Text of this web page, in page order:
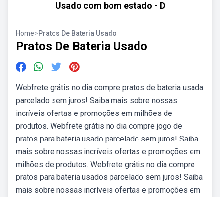
Usado com bom estado - D
Home>Pratos De Bateria Usado
Pratos De Bateria Usado
Webfrete grátis no dia compre pratos de bateria usada
parcelado sem juros! Saiba mais sobre nossas
incríveis ofertas e promoções em milhões de
produtos. Webfrete grátis no dia compre jogo de
pratos para bateria usado parcelado sem juros! Saiba
mais sobre nossas incríveis ofertas e promoções em
milhões de produtos. Webfrete grátis no dia compre
pratos para bateria usados parcelado sem juros! Saiba
mais sobre nossas incríveis ofertas e promoções em